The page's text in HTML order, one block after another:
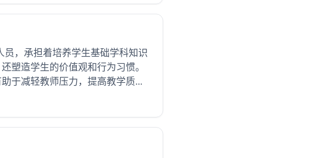
，承担着培养学生基础学科知识
塑造学生的价值观和行为习惯。
于减轻教师压力，提高教学质...